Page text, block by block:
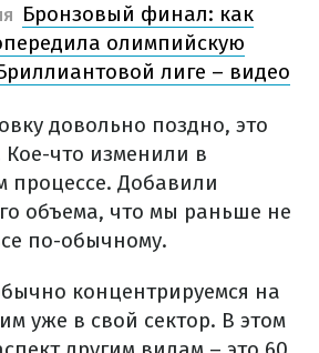
Бронзовый финал: как
олимпийскую
лиге – видео
довольно поздно, это
что изменили в
процессе. Добавили
объема, что мы раньше не
по-обычному.
концентрируемся на
уже в свой сектор. В этом